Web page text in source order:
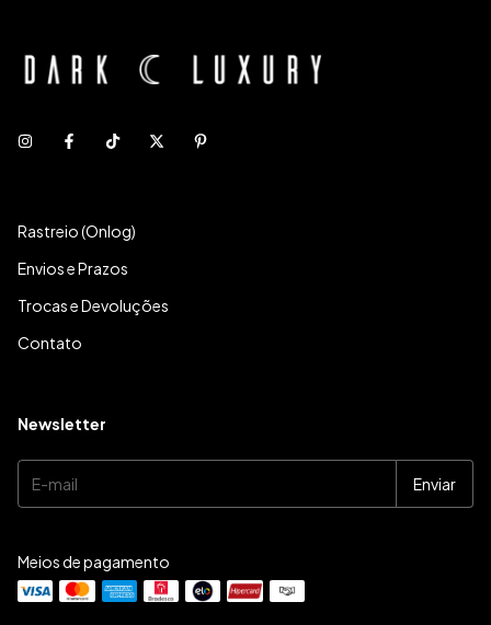
Rastreio (Onlog)
Envios e Prazos
Trocas e Devoluções
Contato
Newsletter
Meios de pagamento